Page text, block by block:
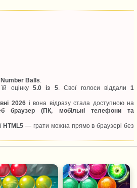
Number Balls
їй оцінку5.0 із 5. Свої голоси віддали1
2026і вона відразу стала доступною на
браузер (ПК, мобільні телефони та
HTML5— грати можна прямо в браузері без